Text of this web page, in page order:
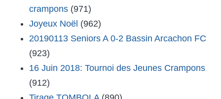
crampons (971)
Joyeux Noël (962)
20190113 Seniors A 0-2 Bassin Arcachon FC
(923)
16 Juin 2018: Tournoi des Jeunes Crampons
(912)